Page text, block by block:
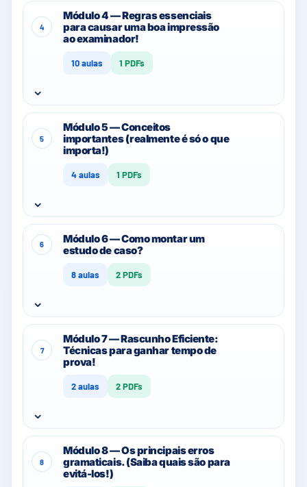
4
Módulo 4 — Regras essenciais
para causar uma boa impressão
ao examinador!
10 aulas 1 PDFs
⌄
5
Módulo 5 — Conceitos
importantes (realmente é só o que
importa!)
4 aulas 1 PDFs
⌄
6
Módulo 6 — Como montar um
estudo de caso?
8 aulas 2 PDFs
⌄
7
Módulo 7 — Rascunho Eficiente:
Técnicas para ganhar tempo de
prova!
2 aulas 2 PDFs
⌄
8
Módulo 8 — Os principais erros
gramaticais. (Saiba quais são para
evitá-los!)